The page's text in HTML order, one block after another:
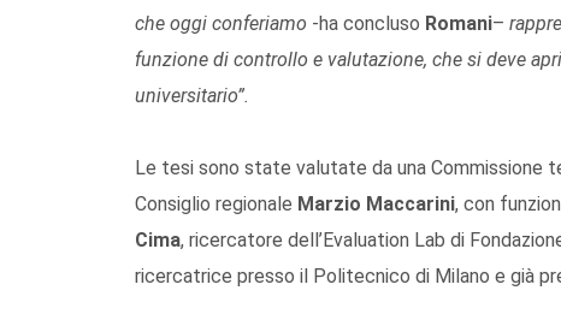
che oggi conferiamo -ha concluso Romani–
funzione di controllo e valutazione, che si deve
universitario”.
Le tesi sono state valutate da una Commissione
Consiglio regionale Marzio Maccarini, con
Cima, ricercatore dell’Evaluation Lab di
ricercatrice presso il Politecnico di Milano e già